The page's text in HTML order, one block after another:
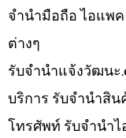
จำนำมือถือ ไอแพ
ต่างๆ
รับจํานําแจ้งวัฒนะ
บริการ รับจำนำสิ
โทรศัพท์ รับจำนำ